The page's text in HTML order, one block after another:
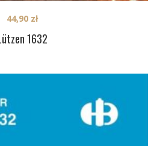
1632
44,90 zł